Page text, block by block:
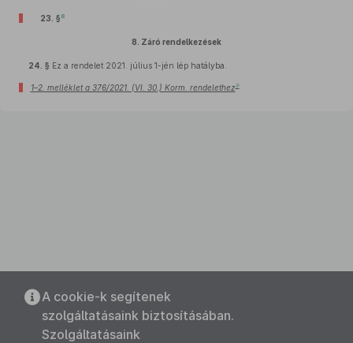
23. § 8
8. Záró rendelkezések
24. § Ez a rendelet 2021. július 1-jén lép hatályba.
1–2. melléklet a 376/2021. (VI. 30.) Korm. rendelethez9
A cookie-k segítenek
szolgáltatásaink biztosításában.
Szolgáltatásaink